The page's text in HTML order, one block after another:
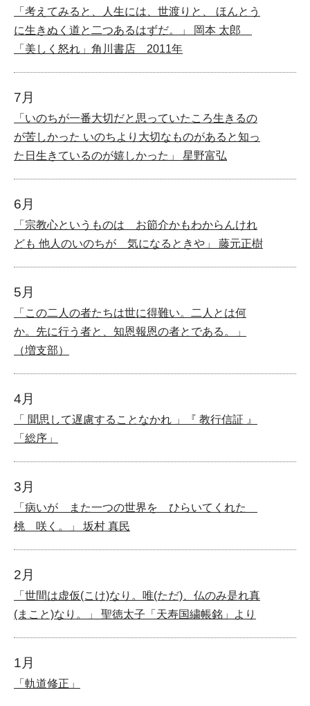
「考えてみると、人生には、世渡りと、 ほんとう
に生きぬく道と二つあるはずだ。」 岡本 太郎
「美しく怒れ」角川書店 2011年
7月
「いのちが一番大切だと思っていたころ生きるの
が苦しかった いのちより大切なものがあると知っ
た日生きているのが嬉しかった」 星野富弘
6月
「宗教心というものは お節介かもわからんけれ
ども 他人のいのちが 気になるときや」 藤元正樹
5月
「この二人の者たちは世に得難い。二人とは何
か。先に行う者と、知恩報恩の者とである。」
（増支部）
4月
「 聞思して遅慮することなかれ 」『 教行信証 』
「総序」
3月
「病いが また一つの世界を ひらいてくれた
桃 咲く。」 坂村 真民
2月
「世間は虚仮(こけ)なり。唯(ただ)、仏のみ是れ真
(まこと)なり。」 聖徳太子「天寿国繍帳銘」より
1月
「軌道修正」